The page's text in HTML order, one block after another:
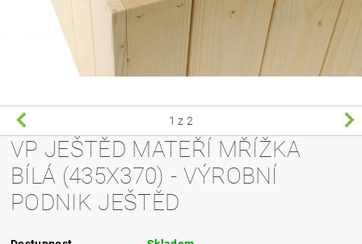
1 z 2
VP JEŠTĚD MATEŘÍ MŘÍŽKA
BÍLÁ (435X370) - VÝROBNÍ
PODNIK JEŠTĚD